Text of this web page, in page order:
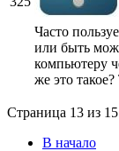
Часто
или быть
компьютеру
же это
Страница 13 из 15
В начало